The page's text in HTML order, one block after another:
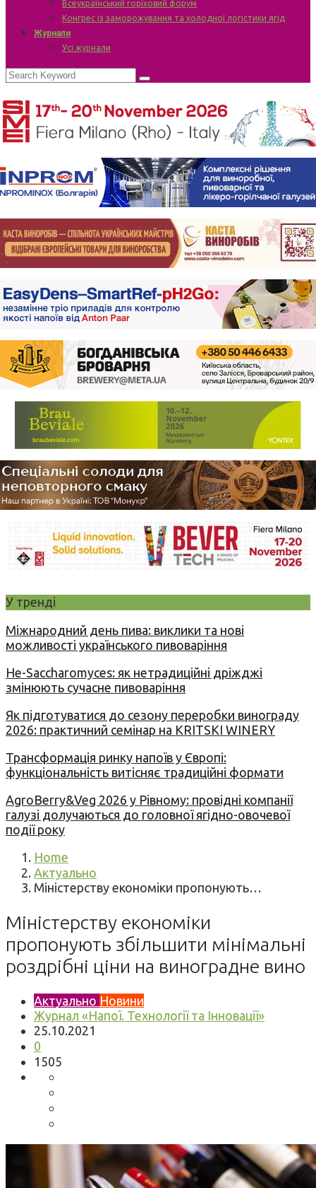
Всеукраїнський горіховий форум
Конгрес із заморожування та холодної логістики ягід
Журнали
Усі журнали
У тренді
Міжнародний день пива: виклики та нові
можливості українського пивоваріння
Не-Saccharomyces: як нетрадиційні дріжджі
змінюють сучасне пивоваріння
Як підготуватися до сезону переробки винограду
2026: практичний семінар на KRITSKI WINERY
Трансформація ринку напоїв у Європі:
функціональність витісняє традиційні формати
AgroBerry&Veg 2026 у Рівному: провідні компанії
галузі долучаються до головної ягідно-овочевої
події року
Home
Актуально
Міністерству економіки пропонують…
Міністерству економіки
пропонують збільшити мінімальні
роздрібні ціни на виноградне вино
Актуально Новини
Журнал «Напої. Технології та Інновації»
25.10.2021
0
1505